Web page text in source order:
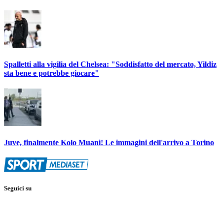
Spalletti alla vigilia del Chelsea: "Soddisfatto del mercato, Yildiz
sta bene e potrebbe giocare"
Juve, finalmente Kolo Muani! Le immagini dell'arrivo a Torino
Seguici su